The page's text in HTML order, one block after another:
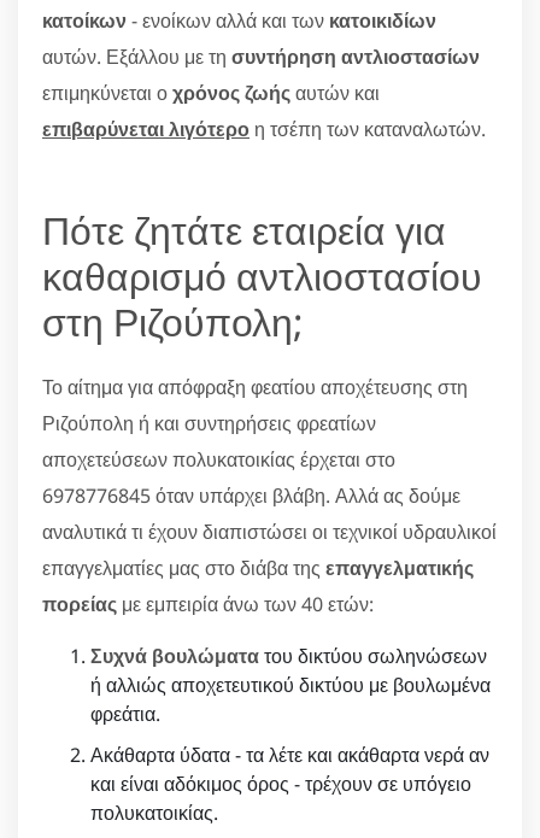
κατοίκων- ενοίκων αλλά και των κατοικιδίων
αυτών. Εξάλλου με τη συντήρηση αντλιοστασίων
επιμηκύνεται οχρόνος ζωήςαυτών και
επιβαρύνεται λιγότερο η τσέπη των καταναλωτών.
Πότε ζητάτε εταιρεία για
καθαρισμό αντλιοστασίου
στη Ριζούπολη;
Το αίτημα για απόφραξη φεατίου αποχέτευσης στη
Ριζούπολη ή και συντηρήσεις φρεατίων
αποχετεύσεων πολυκατοικίας έρχεται στο
6978776845 όταν υπάρχει βλάβη. Αλλά ας δούμε
αναλυτικά τι έχουν διαπιστώσει οι τεχνικοί υδραυλικοί
επαγγελματίες μας στο διάβα της επαγγελματικής
πορείας με εμπειρία άνω των 40 ετών:
Συχνά βουλώματατου δικτύου σωληνώσεων
ή αλλιώς αποχετευτικού δικτύου με βουλωμένα
φρεάτια.
Ακάθαρτα ύδατα - τα λέτε και ακάθαρτα νερά αν
και είναι αδόκιμος όρος - τρέχουν σε υπόγειο
πολυκατοικίας.